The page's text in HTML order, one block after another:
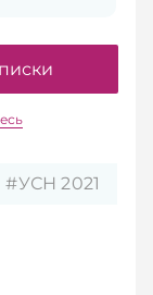
#УСН 2021